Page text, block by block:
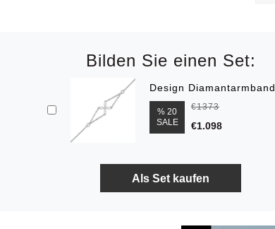
Bilden Sie einen Set:
Design Diamantarmband
% 20
SALE
€1373
€1.098